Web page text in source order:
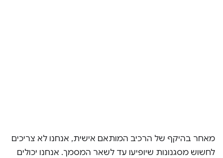
מאחר בהיקף של הרכיב המותאם אישית, אנחנו לא צריכים
לחשוש מסגנונות שיופיעו עד לשאר המסמך. אנחנו יכולים